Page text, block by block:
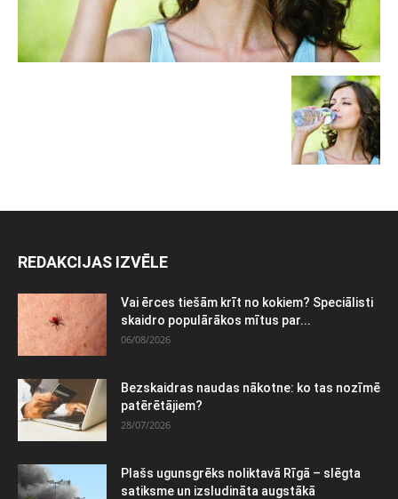
REDAKCIJAS IZVĒLE
Vai ērces tiešām krīt no kokiem? Speciālisti
skaidro populārākos mītus par...
06/08/2026
Bezskaidras naudas nākotne: ko tas nozīmē
patērētājiem?
28/07/2026
Plašs ugunsgrēks noliktavā Rīgā – slēgta
satiksme un izsludināta augstākā